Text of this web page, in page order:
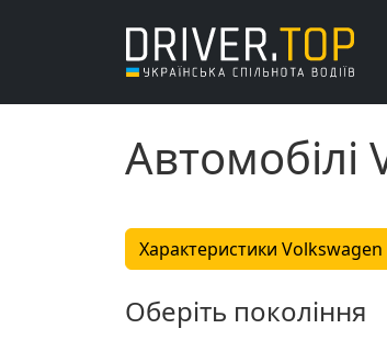
Автомобілі
Характеристики
Оберіть покоління